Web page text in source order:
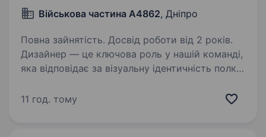
Військова частина А4862, Дніпро
Повна зайнятість. Досвід роботи від 2 років.
Дизайнер — це ключова роль у нашій команді,
яка відповідає за візуальну ідентичність полку
та впізнавані візуальні образи, що
11 год. тому